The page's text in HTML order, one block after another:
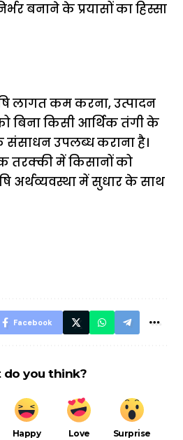
बनाने के प्रयासों का हिस्सा
लागत कम करना, उत्पादन
बिना किसी आर्थिक तंगी के
उपलब्ध कराना है।
तरक्की में किसानों को
अर्थव्यवस्था में सुधार के साथ
Facebook
do you think?
Happy Love Surprise